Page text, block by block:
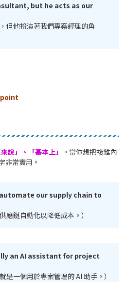
but he acts as our
但他扮演著我們專案經理的角
來說」、「基本上」
。當你想把複雜內
非常實用。
our supply chain to
應鏈自動化以降低成本。）
an AI assistant for project
是一個用於專案管理的 AI 助手。）